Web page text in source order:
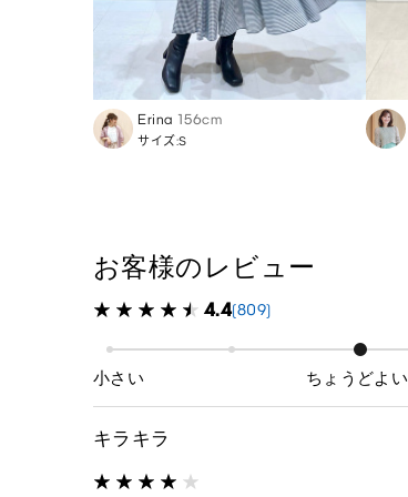
Erina 156cm
サイズ:S
お客様のレビュー
4.4(809)
小さい ちょうどよい
キラキラ